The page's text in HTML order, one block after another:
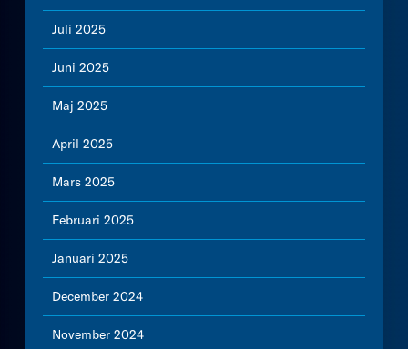
Juli 2025
Juni 2025
Maj 2025
April 2025
Mars 2025
Februari 2025
Januari 2025
December 2024
November 2024